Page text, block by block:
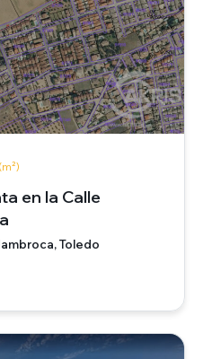
en la Calle
Toledo